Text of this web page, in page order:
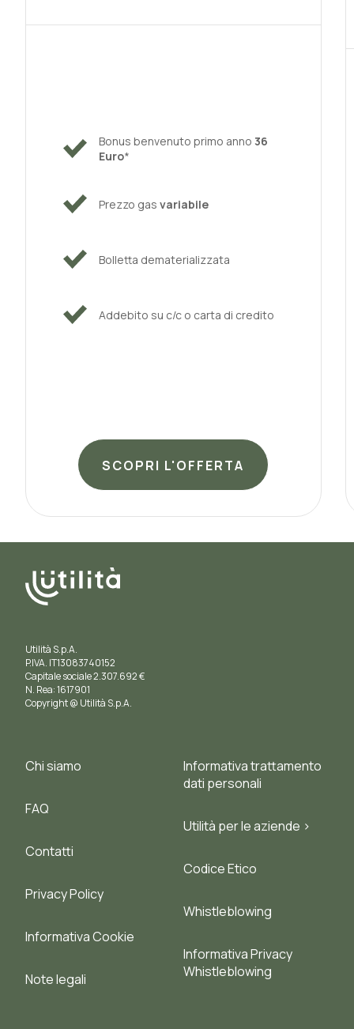
Bonus benvenuto primo anno 36
Euro*
Prezzo gas variabile
Bolletta dematerializzata
Addebito su c/c o carta di credito
SCOPRI L'OFFERTA
Utilità S.p.A.
P.IVA. IT13083740152
Capitale sociale 2.307.692 €
N. Rea: 1617901
Copyright @ Utilità S.p.A.
Chi siamo
FAQ
Contatti
Privacy Policy
Informativa Cookie
Note legali
Informativa trattamento
dati personali
Utilità per le aziende >
Codice Etico
Whistleblowing
Informativa Privacy
Whistleblowing